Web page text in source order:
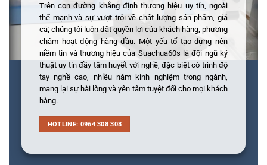
Trên con đường khẳng định thương hiệu uy tín, ngoài
thế mạnh và sự vượt trội về chất lượng sản phẩm, giá
cả; chúng tôi luôn đặt quyền lợi của khách hàng, phương
châm hoạt động hàng đầu. Một yếu tố tạo dựng nên
niềm tin và thương hiệu của Suachua60s là đội ngũ kỹ
thuật uy tín đầy tâm huyết với nghề, đặc biệt có trình độ
tay nghề cao, nhiều năm kinh nghiệm trong ngành,
mang lại sự hài lòng và yên tâm tuyệt đối cho mọi khách
hàng.
HOTLINE: 0964 308 308